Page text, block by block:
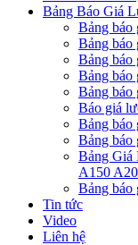
Bảng Báo Giá
Bảng báo
Bảng báo
Bảng báo
Bảng báo
Bảng báo
Báo giá
Bảng báo
Bảng báo
Bảng Giá
A150
Bảng báo
Tin tức
Video
Liên hệ